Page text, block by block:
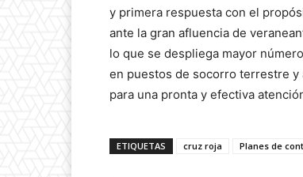
y primera respuesta con el
ante la gran afluencia de
lo que se despliega mayor
en puestos de socorro terrestre
para una pronta y efectiva
ETIQUETAS cruz roja Planes de